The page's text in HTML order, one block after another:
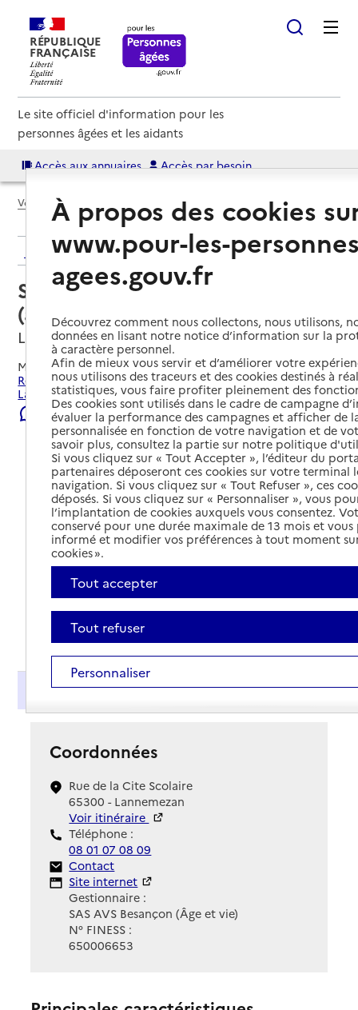
RÉPUBLIQUE
FRANÇAISE
Le site officiel d'information pour les
personnes âgées et les aidants
Accès aux annuaires Accès par besoin
Voir le fil d’Ariane
Retour aux résultats de l'annuaire
Service autonomie à domicile
(aide) – Âges & Vie
Lannemezan, HAUTES-PYRENEES
Mis à jour le25/07/2026
Rechercher les établissements et services autour de
Lannemezan.
Signaler une erreur
Présentation
Coordonnées
Rue de la Cite Scolaire
65300 - Lannemezan
Voir itinéraire
Téléphone :
08 01 07 08 09
Contact
Contact
Site Internet
Site internet
Gestionnaire :
SAS AVS Besançon (Âge et vie)
N° FINESS :
650006653
À propos des cookies
www.pour-les-
agees.gouv.fr
Découvrez comment nous collectons, nous utilisons,
données en lisant notre notice d’information sur la
à caractère personnel.
Afin de mieux vous servir et d’améliorer votre
nous utilisons des traceurs et des cookies destinés à
statistiques, vous faire profiter pleinement des
Des cookies sont utilisés dans le cadre de campagne
évaluer la performance des campagnes et afficher de
personnalisée en fonction de votre navigation et de
savoir plus, consultez la partie sur notre politique
Si vous cliquez sur « Tout Accepter », l’éditeur du
partenaires déposeront ces cookies sur votre terminal
navigation. Si vous cliquez sur « Tout Refuser », ces
déposés. Si vous cliquez sur « Personnaliser », vous
l’implantation de cookies auxquels vous consentez.
conservé pour une durée maximale de 13 mois et
informé et modifier vos préférences à tout moment
cookies ».
Tout accepter
Tout refuser
Personnaliser